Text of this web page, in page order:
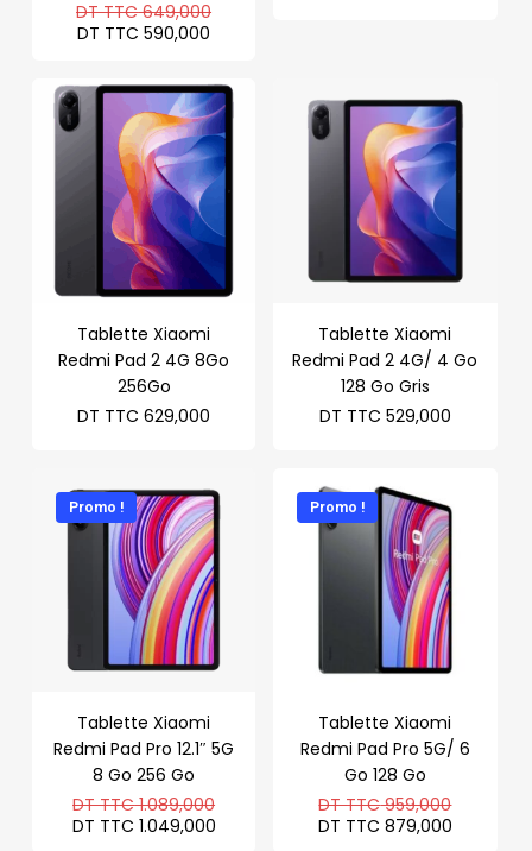
DT TTC649,000Le
DT
TTC 649,000.
DT TTC 590,000
est :
DT
TTC 590,000.
Tablette Xiaomi
Redmi Pad 2 4G 8Go
256Go
DT TTC 629,000
Tablette Xiaomi
Redmi Pad 2 4G/ 4 Go
128 Go Gris
DT TTC 529,000
Promo !
Tablette Xiaomi
Redmi Pad Pro 12.1″ 5G
8 Go 256 Go
DT TTC1.089,000Le
prix
DT TTC 1.049,000Le
Promo !
Tablette Xiaomi
Redmi Pad Pro 5G/ 6
Go 128 Go
DT TTC959,000Le
prix
DT TTC 879,000Le